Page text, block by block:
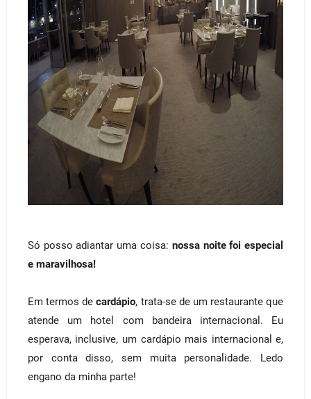
Só posso adiantar uma coisa: nossa noite foi especial
e maravilhosa!
Em termos decardápio, trata-se de um restaurante que
atende um hotel com bandeira internacional. Eu
esperava, inclusive, um cardápio mais internacional e,
por conta disso, sem muita personalidade. Ledo
engano da minha parte!